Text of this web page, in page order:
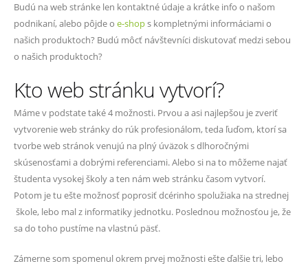
Budú na web stránke len kontaktné údaje a krátke info o našom
podnikaní, alebo pôjde o e-shops kompletnými informáciami o
našich produktoch? Budú môcť návštevníci diskutovať medzi sebou
o našich produktoch?
Kto web stránku vytvorí?
Máme v podstate také 4 možnosti. Prvou a asi najlepšou je zveriť
vytvorenie web stránky do rúk profesionálom, teda ľuďom, ktorí sa
tvorbe web stránok venujú na plný úväzok s dlhoročnými
skúsenosťami a dobrými referenciami. Alebo si na to môžeme najať
študenta vysokej školy a ten nám web stránku časom vytvorí.
Potom je tu ešte možnosť poprosiť dcérinho spolužiaka na strednej
škole, lebo mal z informatiky jednotku. Poslednou možnosťou je, že
sa do toho pustíme na vlastnú päsť.
Zámerne som spomenul okrem prvej možnosti ešte ďalšie tri, lebo